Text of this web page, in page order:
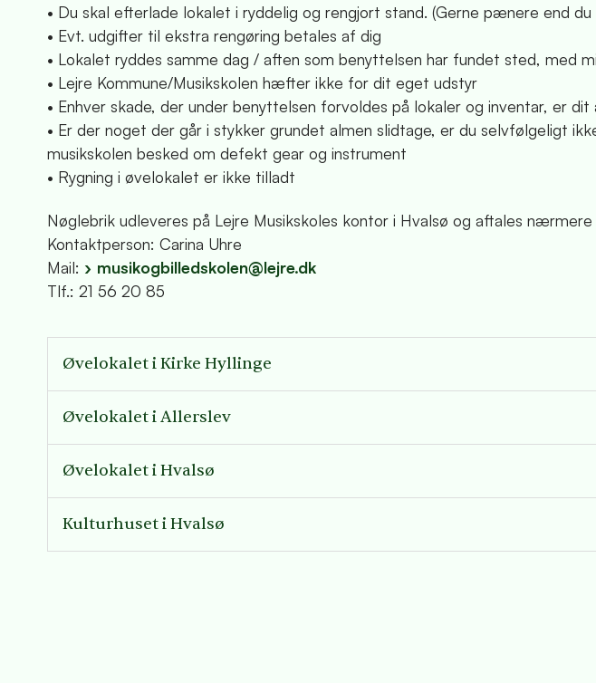
• Du skal efterlade lokalet i ryddelig og rengjort stand. (Gerne pænere end
• Evt. udgifter til ekstra rengøring betales af dig
• Lokalet ryddes samme dag / aften som benyttelsen har fundet sted, med
• Lejre Kommune/Musikskolen hæfter ikke for dit eget udstyr
• Enhver skade, der under benyttelsen forvoldes på lokaler og inventar, er dit
• Er der noget der går i stykker grundet almen slidtage, er du selvfølgeligt
musikskolen besked om defekt gear og instrument
• Rygning i øvelokalet er ikke tilladt
Nøglebrik udleveres på Lejre Musikskoles kontor i Hvalsø og aftales
Kontaktperson: Carina Uhre
Mail:
musikogbilledskolen@lejre.dk
Tlf.: 21 56 20 85
Øvelokalet i Kirke Hyllinge
Øvelokalet i Allerslev
Øvelokalet i Hvalsø
Kulturhuset i Hvalsø